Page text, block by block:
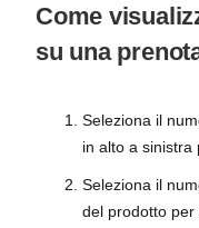
Come
su una
Seleziona il
in alto a sinistra
Seleziona il
del prodotto